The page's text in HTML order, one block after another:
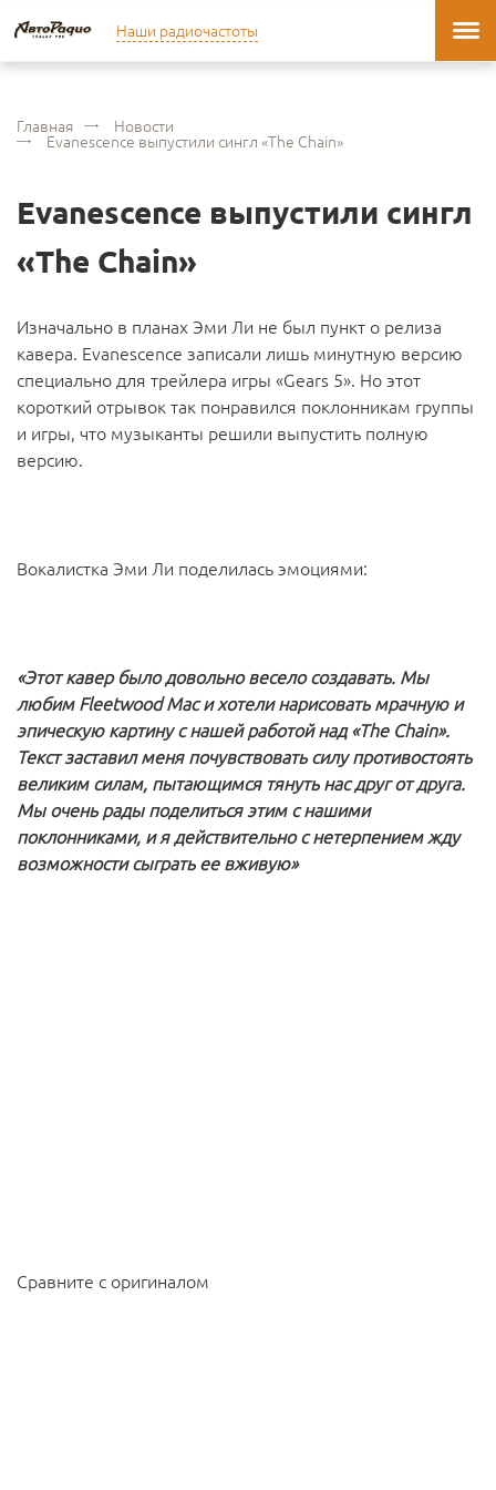
Наши радиочастоты
Главная Новости
Evanescence выпустили сингл «The Chain»
Evanescence выпустили сингл
«The Chain»
Изначально в планах Эми Ли не был пункт о релиза
кавера. Evanescence записали лишь минутную версию
специально для трейлера игры «Gears 5». Но этот
короткий отрывок так понравился поклонникам группы
и игры, что музыканты решили выпустить полную
версию.
Вокалистка Эми Ли поделилась эмоциями:
«Этот кавер было довольно весело создавать. Мы
любим Fleetwood Mac и хотели нарисовать мрачную и
эпическую картину с нашей работой над «The Chain».
Текст заставил меня почувствовать силу противостоять
великим силам, пытающимся тянуть нас друг от друга.
Мы очень рады поделиться этим с нашими
поклонниками, и я действительно с нетерпением жду
возможности сыграть ее вживую»
Сравните с оригиналом